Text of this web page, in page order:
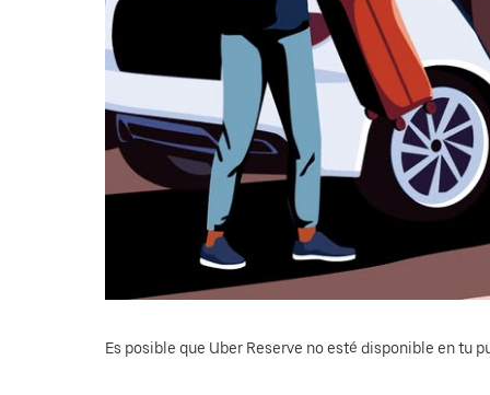
Es posible que Uber Reserve no esté disponible en tu